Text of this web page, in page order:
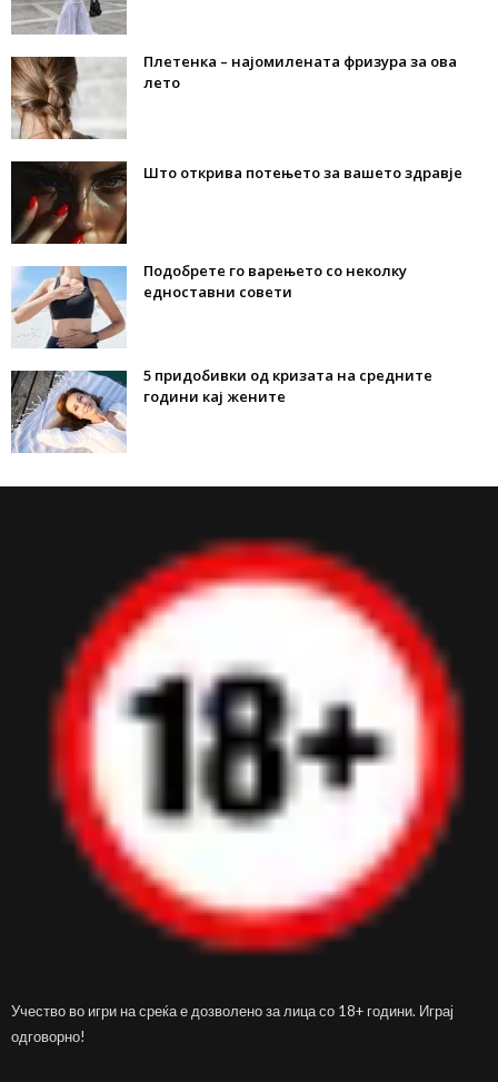
Плетенка – најомилената фризура за ова
лето
Што открива потењето за вашето здравје
Подобрете го варењето со неколку
едноставни совети
5 придобивки од кризата на средните
години кај жените
Учество во игри на среќа е дозволено за лица со 18+ години. Играј
одговорно!